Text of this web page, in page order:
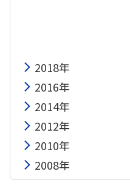
2018年
2016年
2014年
2012年
2010年
2008年